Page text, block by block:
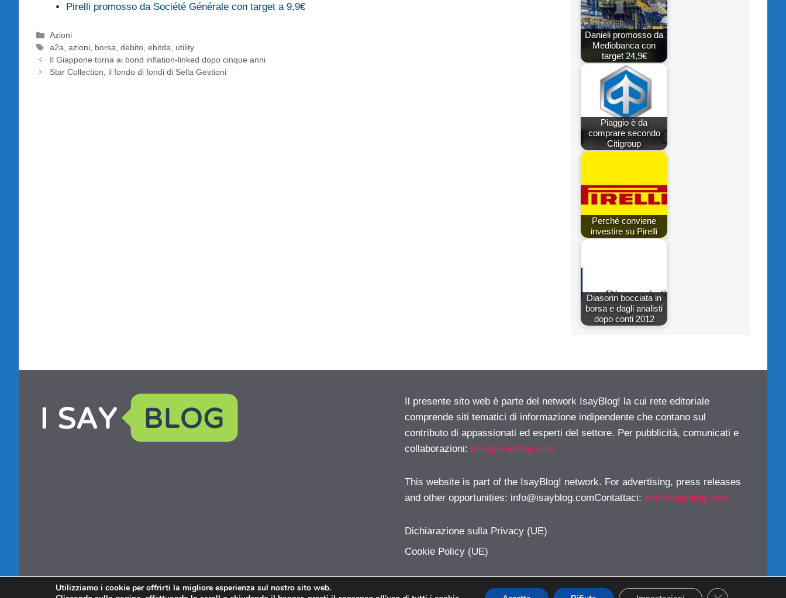
Pirelli promosso da Société Générale con target a 9,9€
Categorie
Azioni
Tag
a2a,azioni, borsa,debito,ebitda, utility
Il Giappone torna ai bond inflation-linked dopo cinque anni
Star Collection, il fondo di fondi di Sella Gestioni
Danieli promosso da
Mediobanca con
target 24,9€
Piaggio è da
comprare secondo
Citigroup
Perché conviene
investire su Pirelli
Diasorin bocciata in
borsa e dagli analisti
dopo conti 2012
Il presente sito web è parte del network IsayBlog! la cui rete editoriale
comprende siti tematici di informazione indipendente che contano sul
contributo di appassionati ed esperti del settore. Per pubblicità, comunicati e
collaborazioni: info@isayblog.com
This website is part of the IsayBlog! network. For advertising, press releases
and other opportunities: info@isayblog.comContattaci: info@isayblog.com
Dichiarazione sulla Privacy (UE)
Cookie Policy (UE)
Utilizziamo i cookie per offrirti la migliore esperienza sul nostro sito web.
CLOSE GDPR